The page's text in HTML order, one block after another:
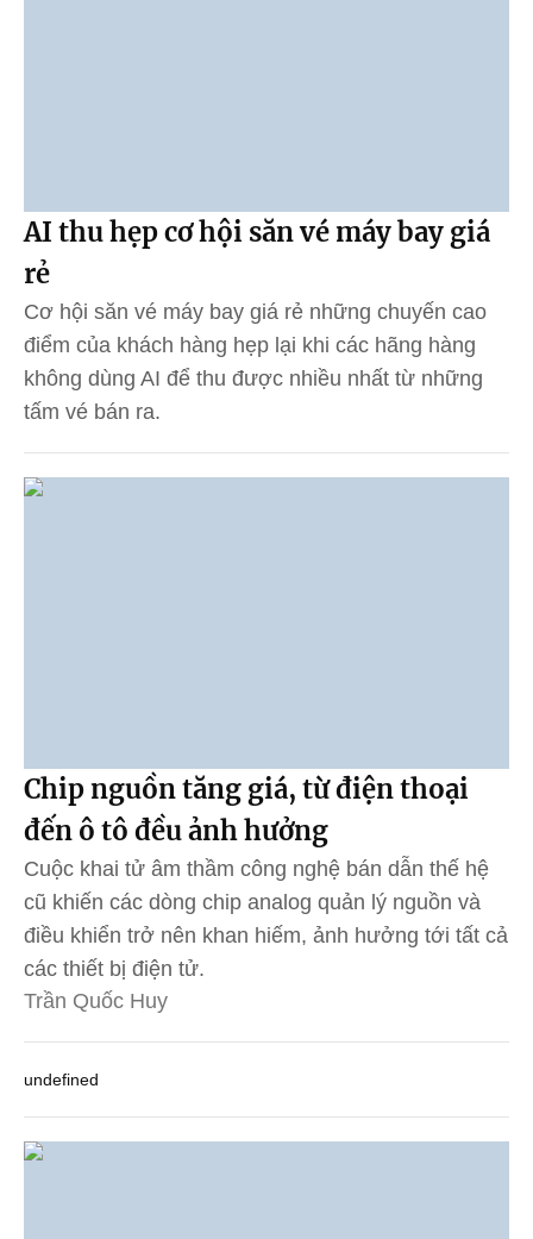
AI thu hẹp cơ hội săn vé máy bay giá
rẻ
Cơ hội săn vé máy bay giá rẻ những chuyến cao
điểm của khách hàng hẹp lại khi các hãng hàng
không dùng AI để thu được nhiều nhất từ những
tấm vé bán ra.
Chip nguồn tăng giá, từ điện thoại
đến ô tô đều ảnh hưởng
Cuộc khai tử âm thầm công nghệ bán dẫn thế hệ
cũ khiến các dòng chip analog quản lý nguồn và
điều khiển trở nên khan hiếm, ảnh hưởng tới tất cả
các thiết bị điện tử.
Trần Quốc Huy
undefined